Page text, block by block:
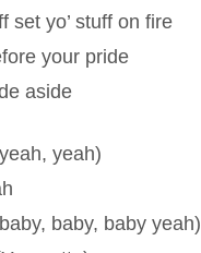
set yo’ stuff on fire
your pride
aside
yeah)
baby, baby yeah)